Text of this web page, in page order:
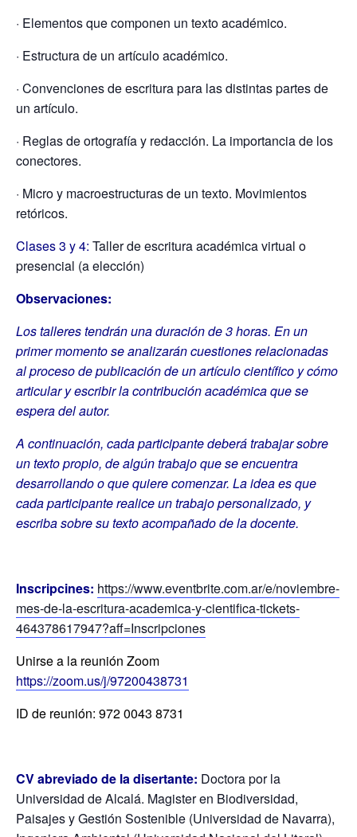
· Elementos que componen un texto académico.
· Estructura de un artículo académico.
· Convenciones de escritura para las distintas partes de
un artículo.
· Reglas de ortografía y redacción. La importancia de los
conectores.
· Micro y macroestructuras de un texto. Movimientos
retóricos.
Clases 3 y 4: Taller de escritura académica virtual o
presencial (a elección)
Observaciones:
Los talleres tendrán una duración de 3 horas. En un
primer momento se analizarán cuestiones relacionadas
al proceso de publicación de un artículo científico y cómo
articular y escribir la contribución académica que se
espera del autor.
A continuación, cada participante deberá trabajar sobre
un texto propio, de algún trabajo que se encuentra
desarrollando o que quiere comenzar. La idea es que
cada participante realice un trabajo personalizado, y
escriba sobre su texto acompañado de la docente.
Inscripcines: https://www.eventbrite.com.ar/e/noviembre-
mes-de-la-escritura-academica-y-cientifica-tickets-
464378617947?aff=Inscripciones
Unirse a la reunión Zoom
https://zoom.us/j/97200438731
ID de reunión: 972 0043 8731
CV abreviado de la disertante: Doctora por la
Universidad de Alcalá. Magister en Biodiversidad,
Paisajes y Gestión Sostenible (Universidad de Navarra),